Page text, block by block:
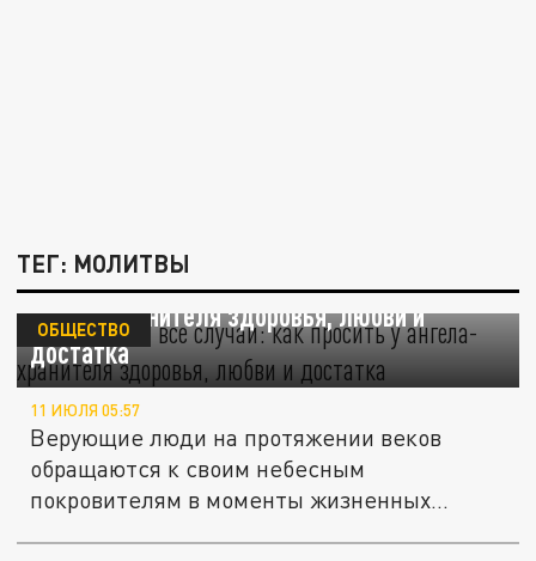
ТЕГ: МОЛИТВЫ
Молитвы на все случаи: как просить у
ангела-хранителя здоровья, любви и
достатка
ОБЩЕСТВО
11 ИЮЛЯ 05:57
Верующие люди на протяжении веков
обращаются к своим небесным
покровителям в моменты жизненных